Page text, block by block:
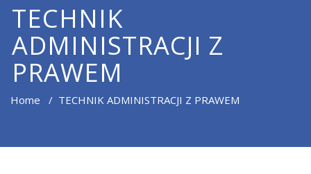
TECHNIK
ADMINISTRACJI Z
PRAWEM
Home / TECHNIK ADMINISTRACJI Z PRAWEM